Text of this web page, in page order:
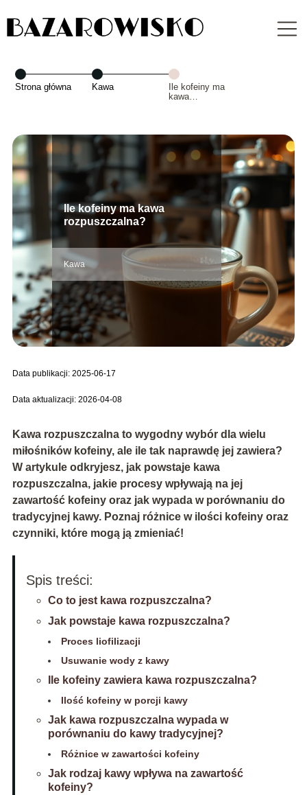
Strona główna Kawa
Ile kofeiny ma
kawa
Ile kofeiny ma kawa
rozpuszczalna?
Kawa
Data publikacji: 2025-06-17
Data aktualizacji: 2026-04-08
Kawa rozpuszczalna to wygodny wybór dla wielu
miłośników kofeiny, ale ile tak naprawdę jej zawiera?
W artykule odkryjesz, jak powstaje kawa
rozpuszczalna, jakie procesy wpływają na jej
zawartość kofeiny oraz jak wypada w porównaniu do
tradycyjnej kawy. Poznaj różnice w ilości kofeiny oraz
czynniki, które mogą ją zmieniać!
Spis treści:
Co to jest kawa rozpuszczalna?
Jak powstaje kawa rozpuszczalna?
Proces liofilizacji
Usuwanie wody z kawy
Ile kofeiny zawiera kawa rozpuszczalna?
Ilość kofeiny w porcji kawy
Jak kawa rozpuszczalna wypada w
porównaniu do kawy tradycyjnej?
Różnice w zawartości kofeiny
Jak rodzaj kawy wpływa na zawartość
kofeiny?